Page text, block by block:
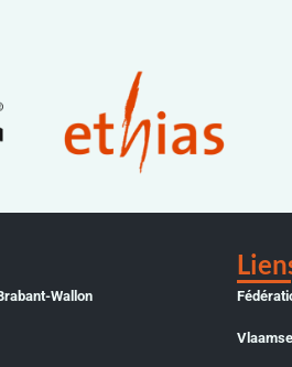
Wallon